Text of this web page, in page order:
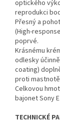
optického
reprodukci
Přesný a
(High-
poprvé.
Krásnému
odlesky
coating)
proti
Celkovou
bajonet Sony
TECHNICKÉ